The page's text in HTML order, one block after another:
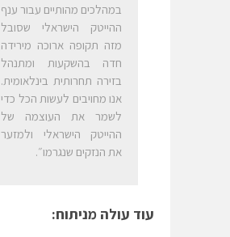
במהלכים מהותיים עבור ענף
ההייטק הישראלי שסובל
מזה תקופה ארוכה מירידה
חדה בהשקעות ומתנהל
בזירה תחרותית בינלאומית.
אנו מחויבים לעשות הכל כדי
לשמר את העוצמה של
ההייטק הישראלי ולמזער
את הנזקים שנגרמו״.
עוד עולה מניתוח: